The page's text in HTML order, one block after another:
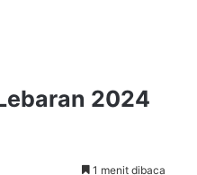
2024
1 menit dibaca